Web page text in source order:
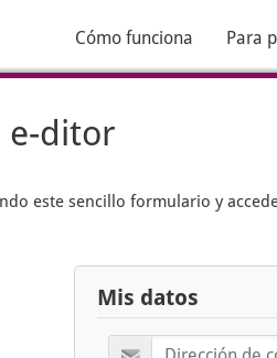
Cómo funciona Para
e-ditor
este sencillo formulario y
Mis datos